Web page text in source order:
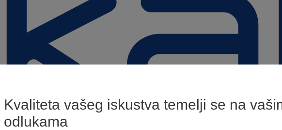
Kvaliteta vašeg iskustva temelji se na
odlukama